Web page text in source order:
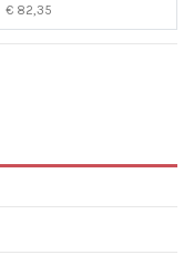
€ 82,35